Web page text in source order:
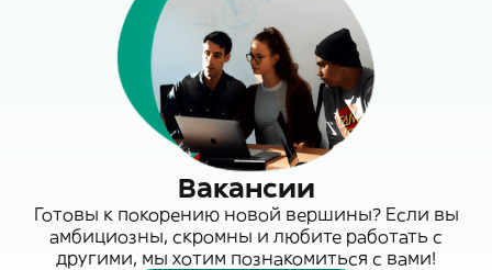
Вакансии
Готовы к покорению новой вершины? Если вы
амбициозны, скромны и любите работать с
другими, мы хотим познакомиться с вами!